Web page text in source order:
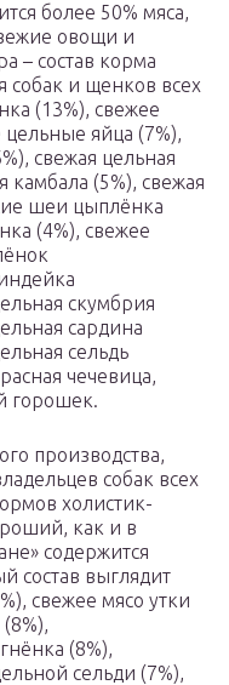
более 50% мяса,
овощи и
– состав корма
собак и щенков всех
(13%), свежее
яйца (7%),
свежая цельная
камбала (5%), свежая
шеи цыплёнка
(4%), свежее
скумбрия
сардина
сельдь
чечевица,
горошек.
производства,
собак всех
холистик-
как и в
содержится
состав выглядит
свежее мясо утки
(8%),
сельди (7%),